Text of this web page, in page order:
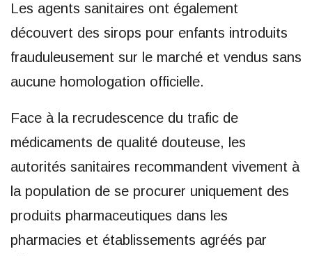
Les agents sanitaires ont également
découvert des sirops pour enfants introduits
frauduleusement sur le marché et vendus sans
aucune homologation officielle.
Face à la recrudescence du trafic de
médicaments de qualité douteuse, les
autorités sanitaires recommandent vivement à
la population de se procurer uniquement des
produits pharmaceutiques dans les
pharmacies et établissements agréés par